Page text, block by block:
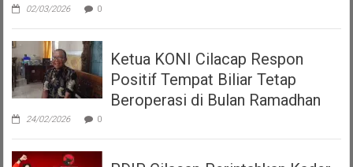
02/03/2026 0
Ketua KONI Cilacap Respon
Positif Tempat Biliar Tetap
Beroperasi di Bulan Ramadhan
24/02/2026 0